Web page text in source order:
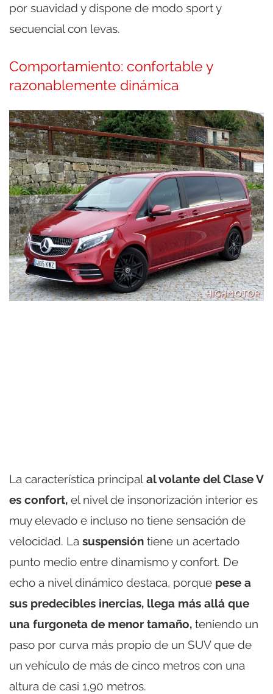
por suavidad y dispone de modo sport y
secuencial con levas.
Comportamiento: confortable y
razonablemente dinámica
La característica principal al volante del Clase V
es confort, el nivel de insonorización interior es
muy elevado e incluso no tiene sensación de
velocidad. La suspensión tiene un acertado
punto medio entre dinamismo y confort. De
echo a nivel dinámico destaca, porque pese a
sus predecibles inercias, llega más allá que
una furgoneta de menor tamaño, teniendo un
paso por curva más propio de un SUV que de
un vehículo de más de cinco metros con una
altura de casi 1,90 metros.